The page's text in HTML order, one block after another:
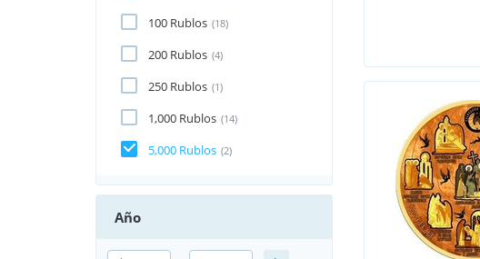
100 Rublos (18)
200 Rublos (4)
250 Rublos (1)
1,000 Rublos (14)
5,000 Rublos (2)
Año